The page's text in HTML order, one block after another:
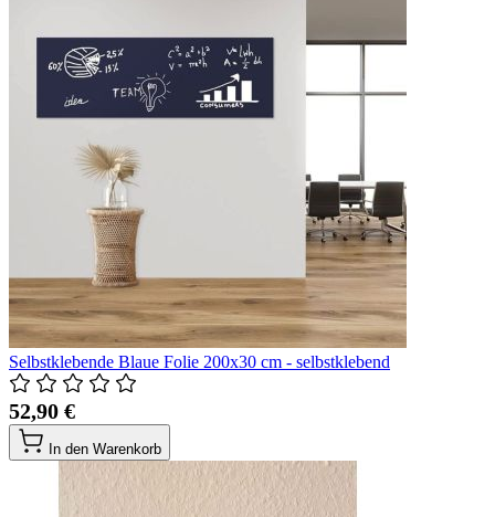
Selbstklebende Blaue Folie 200x30 cm - selbstklebend
52,90 €
In den Warenkorb